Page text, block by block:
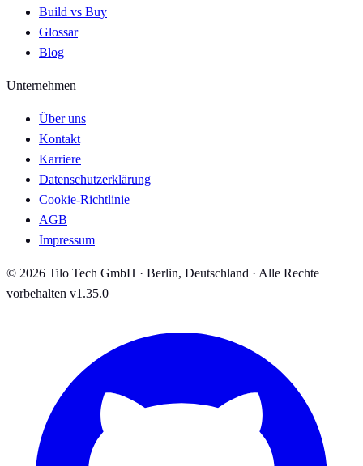
Build vs Buy
Glossar
Blog
Unternehmen
Über uns
Kontakt
Karriere
Datenschutzerklärung
Cookie-Richtlinie
AGB
Impressum
© 2026 Tilo Tech GmbH · Berlin, Deutschland · Alle Rechte
vorbehalten v1.35.0